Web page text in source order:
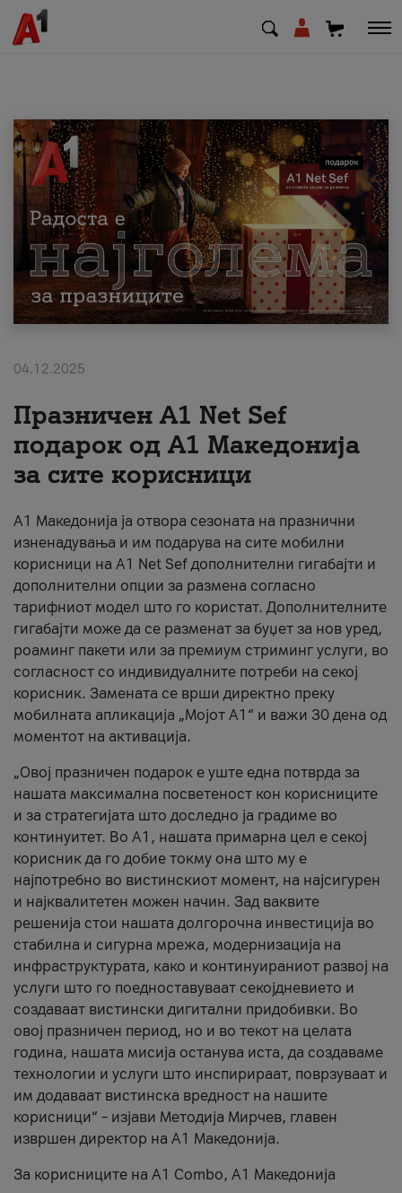
МК EN SQ
Приватни Деловни
Поддршка
Надополни кредит
За нас
#ПодобарОнлајн
04.12.2025
Празничен A1 Net Sеf
подарок од А1 Македонија
за сите корисници
А1 Македонија ја отвора сезоната на празнични
изненадувања и им подарува на сите мобилни
корисници на A1 Net Sef дополнителни гигабајти и
дополнителни опции за размена согласно
тарифниот модел што го користат. Дополнителните
гигабајти може да се разменат за буџет за нов уред,
роаминг пакети или за премиум стриминг услуги, во
согласност со индивидуалните потреби на секој
корисник. Замената се врши директно преку
мобилната апликација „Мојот А1“ и важи 30 дена од
моментот на активација.
„Овој празничен подарок е уште една потврда за
нашата максимална посветеност кон корисниците
и за стратегијата што доследно ја градиме во
континуитет. Во А1, нашата примарна цел е секој
корисник да го добие токму она што му е
најпотребно во вистинскиот момент, на најсигурен
и најквалитетен можен начин. Зад ваквите
решенија стои нашата долгорочна инвестиција во
стабилна и сигурна мрежа, модернизација на
инфраструктурата, како и континуираниот развој на
услуги што го поедноставуваат секојдневието и
создаваат вистински дигитални придобивки. Во
овој празничен период, но и во текот на целата
година, нашата мисија останува иста, да создаваме
технологии и услуги што инспирираат, поврзуваат и
им додаваат вистинска вредност на нашите
корисници“ – изјави Методија Мирчев, главен
извршен директор на А1 Македонија.
За корисниците на A1 Combo, А1 Македонија